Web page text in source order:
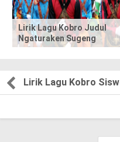
,
p
e
Lirik Lagu Kobro Judul
Ngaturaken Sugeng
Lirik Lagu Kobro